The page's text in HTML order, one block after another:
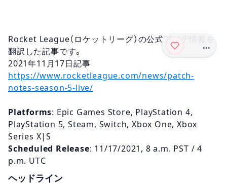
...
Rocket League（ロケットリーグ）の公式アプデ情報を
翻訳した記事です。
2021年11月17 日 記事
https://www.rocketleague.com/news/patch-
notes-season-5-live/
Platforms: Epic Games Store, PlayStation 4,
PlayStation 5, Steam, Switch, Xbox One, Xbox
Series X|S
Scheduled Release: 11/17/2021, 8 a.m. PST / 4
p.m. UTC
ヘッドライン